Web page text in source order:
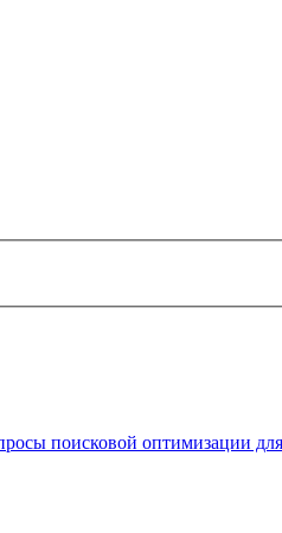
поисковой оптимизации